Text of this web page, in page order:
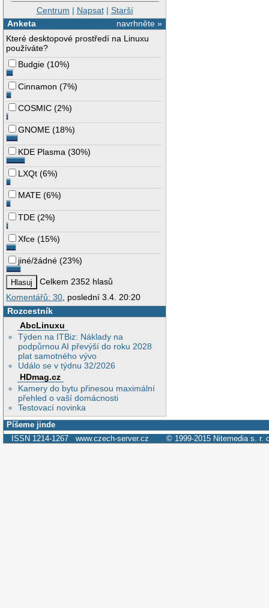
Centrum | Napsat| Starší
navrhněte »
Anketa
Které desktopové prostředí na Linuxu
používáte?
Budgie (10%)
Cinnamon (7%)
COSMIC (2%)
GNOME (18%)
KDE Plasma (30%)
LXQt (6%)
MATE (6%)
TDE (2%)
Xfce (15%)
jiné/žádné (23%)
Celkem 2352 hlasů
Komentářů: 30 , poslední 3.4. 20:20
Rozcestník
AbcLinuxu
Týden na ITBiz: Náklady na
podpůrnou AI převýší do roku 2028
plat samotného vývo
Událo se v týdnu 32/2026
HDmag.cz
Kamery do bytu přinesou maximální
přehled o vaší domácnosti
Testovací novinka
Píšeme jinde
ISSN 1214-1267 www.czech-server.cz © 1999-2015 Nitemedia s. r.